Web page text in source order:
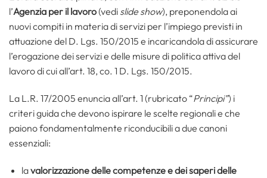
l’Agenzia per il lavoro(vedi slide show), preponendola ai
nuovi compiti in materia di servizi per l’impiego previsti in
attuazione del D. Lgs. 150/2015 e incaricandola di assicurare
l’erogazione dei servizi e delle misure di politica attiva del
lavoro di cui all’art. 18, co. 1 D. Lgs. 150/2015.
La L.R. 17/2005 enuncia all’art. 1 (rubricato “Principi”) i
criteri guida che devono ispirare le scelte regionali e che
paiono fondamentalmente riconducibili a due canoni
essenziali:
lavalorizzazione delle competenze e dei saperi delle